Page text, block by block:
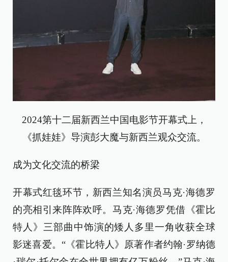
2024第十二届新西兰中国电影节开幕式上，
《抓娃娃》导演彭大魔与新西兰观众交流。
成为文化交流的桥梁
开幕式红毯环节，新西兰知名演员马克·海德罗
的亮相引来阵阵欢呼。马克·海德罗凭借《霍比
特人》三部曲中饰演的矮人多里一角收获全球
影迷喜爱。“《霍比特人》原著作者约翰·罗纳德